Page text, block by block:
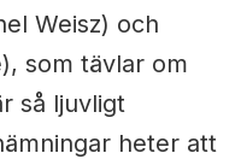
Weisz) och
som tävlar om
så ljuvligt
heter att